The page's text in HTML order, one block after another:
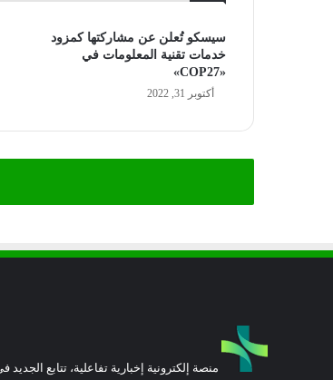
سيسكو تُعلن عن مشاركتها كمزود
خدمات تقنية المعلومات في
«COP27»
أكتوبر 31, 2022
منصة إلكترونية إخبارية تفاعلية، تتابع